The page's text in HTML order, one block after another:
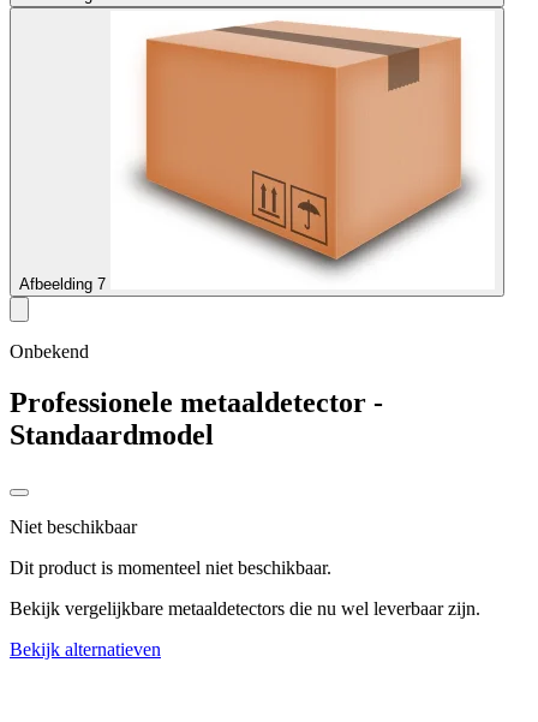
Afbeelding 7
Onbekend
Professionele metaaldetector -
Standaardmodel
Niet beschikbaar
Dit product is momenteel niet beschikbaar.
Bekijk vergelijkbare metaaldetectors die nu wel leverbaar zijn.
Bekijk alternatieven